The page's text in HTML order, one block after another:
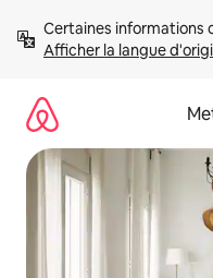
directement
Afficher la langue